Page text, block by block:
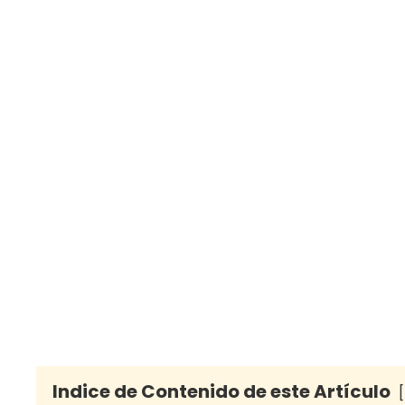
Indice de Contenido de este Artículo